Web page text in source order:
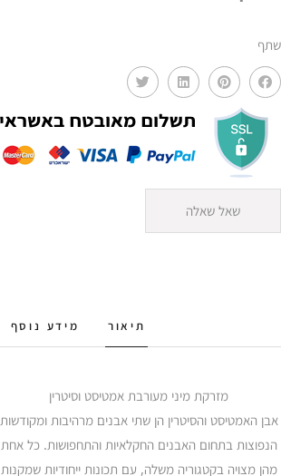
שתף
שאל שאלה
תיאור מידע נוסף
מזרקת מיני מעורבת אמטיסט וסיטרין
אבן האמטיסט והסיטרין הן שתי אבנים מרהיבות ומקודשות
הנפוצות בתחום האבנים החקלאיות והתחפושות. כל אחת
מהן מצויה בקטגוריה משלה, עם תכונות ייחודיות שמקנות